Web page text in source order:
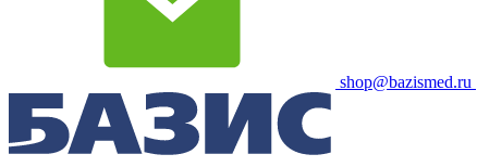
shop@bazismed.ru